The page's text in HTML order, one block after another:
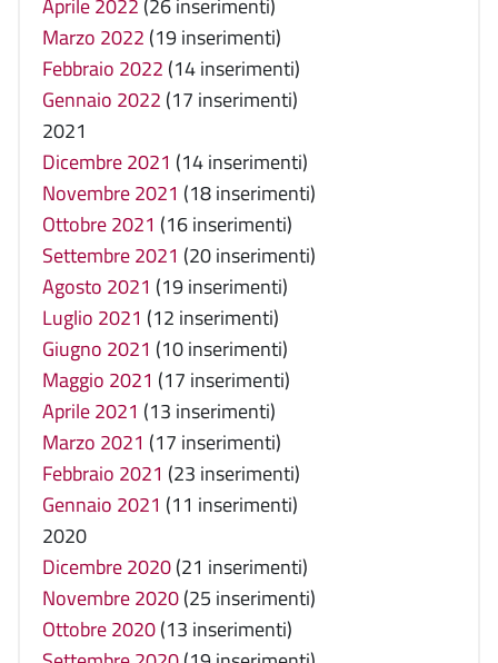
Aprile 2022 (26 inserimenti)
Marzo 2022 (19 inserimenti)
Febbraio 2022 (14 inserimenti)
Gennaio 2022 (17 inserimenti)
2021
Dicembre 2021 (14 inserimenti)
Novembre 2021 (18 inserimenti)
Ottobre 2021 (16 inserimenti)
Settembre 2021 (20 inserimenti)
Agosto 2021 (19 inserimenti)
Luglio 2021 (12 inserimenti)
Giugno 2021 (10 inserimenti)
Maggio 2021 (17 inserimenti)
Aprile 2021 (13 inserimenti)
Marzo 2021 (17 inserimenti)
Febbraio 2021 (23 inserimenti)
Gennaio 2021 (11 inserimenti)
2020
Dicembre 2020(21 inserimenti)
Novembre 2020(25 inserimenti)
Ottobre 2020(13 inserimenti)